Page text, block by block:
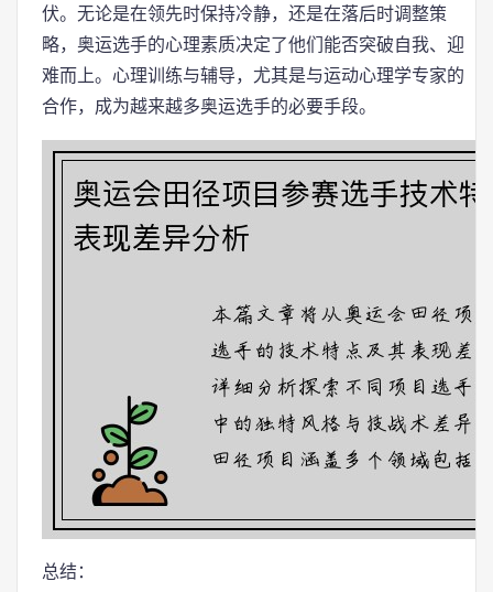
伏。无论是在领先时保持冷静，还是在落后时调整策
略，奥运选手的心理素质决定了他们能否突破自我、迎
难而上。心理训练与辅导，尤其是与运动心理学专家的
合作，成为越来越多奥运选手的必要手段。
总结：